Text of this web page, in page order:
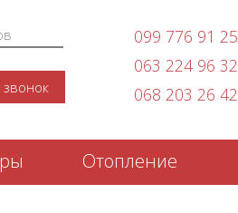
099 776 91 25
063 224 96 32
068 203 26 42
Отопление